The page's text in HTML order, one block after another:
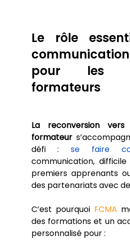
Le rôle
pour les
formateurs
La reconversion
formateur
défi : se faire
communication,
premiers apprenants
des partenariats avec
C’est pourquoi FCMA
des formations et un
personnalisé pour :